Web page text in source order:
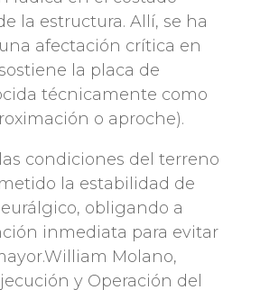
la estructura. Allí, se ha
afectación crítica en
la placa de
técnicamente como
o aproche).
condiciones del terreno
la estabilidad de
obligando a
inmediata para evitar
Molano,
y Operación del